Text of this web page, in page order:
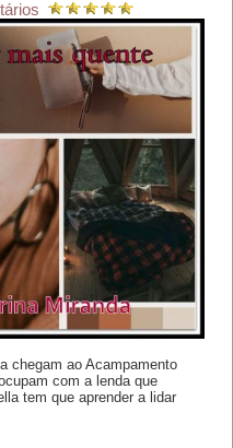
chegam ao Acampamento
com a lenda que
tem que aprender a lidar